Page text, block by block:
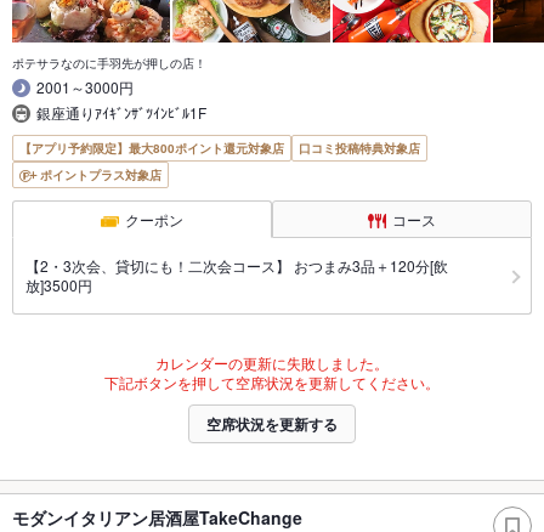
ポテサラなのに手羽先が押しの店！
2001～3000円
銀座通りｱｲｷﾞﾝｻﾞﾂｲﾝﾋﾞﾙ1F
【アプリ予約限定】最大800ポイント還元対象店
口コミ投稿特典対象店
ポイントプラス対象店
クーポン コース
【2・3次会、貸切にも！二次会コース】 おつまみ3品＋120分[飲
放]3500円
カレンダーの更新に失敗しました。
下記ボタンを押して空席状況を更新してください。
空席状況を更新する
モダンイタリアン居酒屋TakeChange